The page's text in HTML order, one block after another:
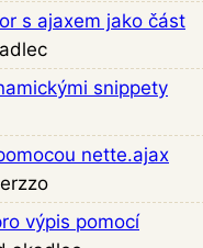
s ajaxem jako část
snippety
nette.ajax
výpis pomocí